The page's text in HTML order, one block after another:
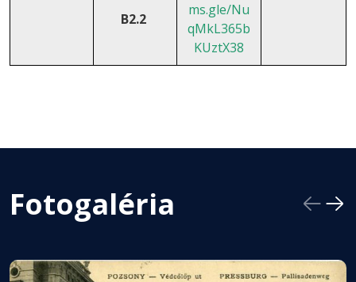
B2.2
ms.gle/Nu
qMkL365b
KUztX38
Fotogaléria